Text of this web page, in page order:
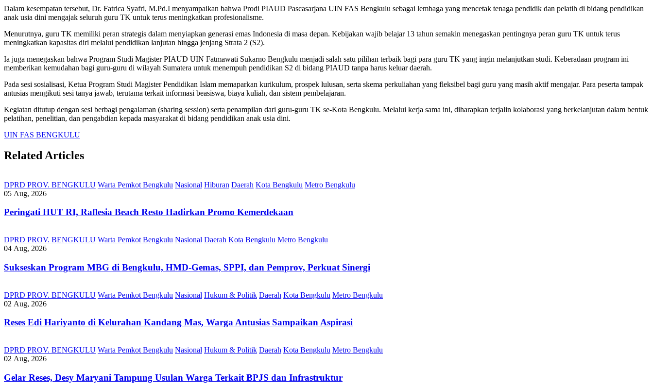
Dalam kesempatan tersebut, Dr. Fatrica Syafri, M.Pd.I menyampaikan bahwa Prodi PIAUD Pascasarjana UIN FAS Bengkulu sebagai lembaga yang mencetak tenaga pendidik dan pelatih di bidang pendidikan
anak usia dini mengajak seluruh guru TK untuk terus meningkatkan profesionalisme.
Menurutnya, guru TK memiliki peran strategis dalam menyiapkan generasi emas Indonesia di masa depan. Kebijakan wajib belajar 13 tahun semakin menegaskan pentingnya peran guru TK untuk terus
meningkatkan kapasitas diri melalui pendidikan lanjutan hingga jenjang Strata 2 (S2).
Ia juga menegaskan bahwa Program Studi Magister PIAUD UIN Fatmawati Sukarno Bengkulu menjadi salah satu pilihan terbaik bagi para guru TK yang ingin melanjutkan studi. Keberadaan program ini
memberikan kemudahan bagi guru-guru di wilayah Sumatera untuk menempuh pendidikan S2 di bidang PIAUD tanpa harus keluar daerah.
Pada sesi sosialisasi, Ketua Program Studi Magister Pendidikan Islam memaparkan kurikulum, prospek lulusan, serta skema perkuliahan yang fleksibel bagi guru yang masih aktif mengajar. Para peserta tampak
antusias mengikuti sesi tanya jawab, terutama terkait informasi beasiswa, biaya kuliah, dan sistem pembelajaran.
Kegiatan ditutup dengan sesi berbagi pengalaman (sharing session) serta penampilan dari guru-guru TK se-Kota Bengkulu. Melalui kerja sama ini, diharapkan terjalin kolaborasi yang berkelanjutan dalam bentuk
pelatihan, penelitian, dan pengabdian kepada masyarakat di bidang pendidikan anak usia dini.
UIN FAS BENGKULU
Related Articles
DPRD PROV. BENGKULU Warta Pemkot Bengkulu Nasional Hiburan Daerah Kota Bengkulu Metro Bengkulu
05 Aug, 2026
Peringati HUT RI, ‎Raflesia Beach Resto Hadirkan Promo Kemerdekaan
DPRD PROV. BENGKULU Warta Pemkot Bengkulu Nasional Daerah Kota Bengkulu Metro Bengkulu
04 Aug, 2026
Sukseskan Program MBG di Bengkulu, HMD-Gemas, SPPI, dan Pemprov, Perkuat Sinergi
DPRD PROV. BENGKULU Warta Pemkot Bengkulu Nasional Hukum & Politik Daerah Kota Bengkulu Metro Bengkulu
02 Aug, 2026
Reses Edi Hariyanto di Kelurahan Kandang Mas, Warga Antusias Sampaikan Aspirasi
DPRD PROV. BENGKULU Warta Pemkot Bengkulu Nasional Hukum & Politik Daerah Kota Bengkulu Metro Bengkulu
02 Aug, 2026
Gelar Reses, Desy Maryani Tampung Usulan Warga Terkait BPJS dan Infrastruktur